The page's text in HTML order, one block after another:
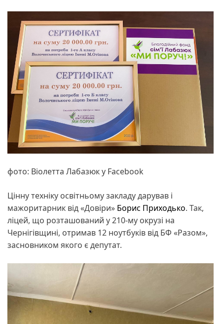
фото: Віолетта Лабазюк у Facebook
Цінну техніку освітньому закладу дарував і
мажоритарник від «Довіри» Борис Приходько. Так,
ліцей, що розташований у 210-му окрузі на
Чернігівщині, отримав 12 ноутбуків від БФ «Разом»,
засновником якого є депутат.